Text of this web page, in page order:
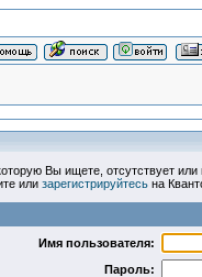
Вы ищете, отсутствует или
или зарегистрируйтесь на
Имя пользователя:
Пароль: